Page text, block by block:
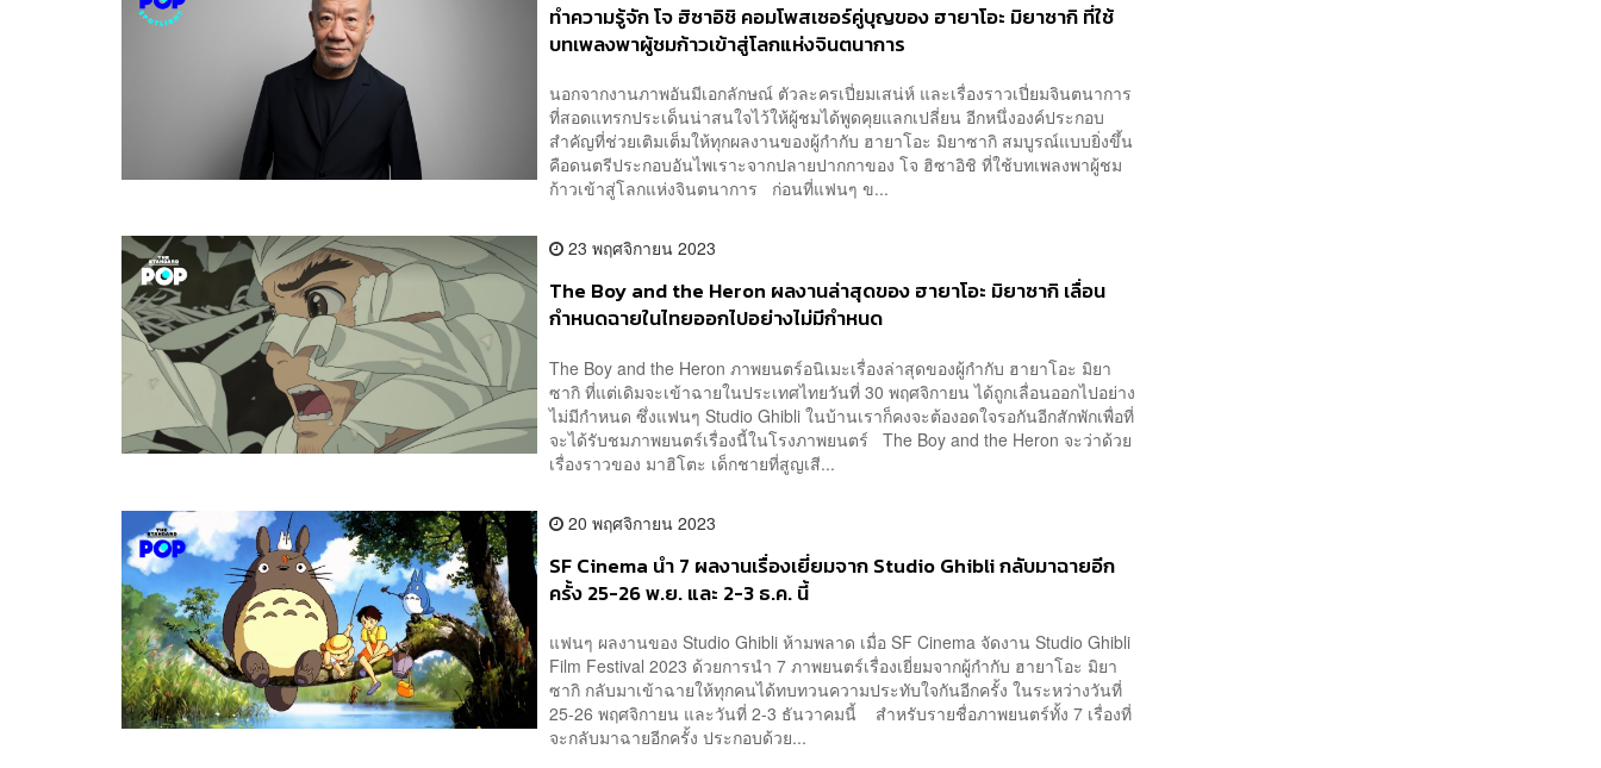
ทำความรู้จัก โจ ฮิซาอิชิ คอมโพสเซอร์คู่บุญของ ฮายาโอะ มิยาซากิ ที่ใช้
บทเพลงพาผู้ชมก้าวเข้าสู่โลกแห่งจินตนาการ
นอกจากงานภาพอันมีเอกลักษณ์ ตัวละครเปี่ยมเสน่ห์ และเรื่องราวเปี่ยมจินตนาการ
ที่สอดแทรกประเด็นน่าสนใจไว้ให้ผู้ชมได้พูดคุยแลกเปลี่ยน อีกหนึ่งองค์ประกอบ
สำคัญที่ช่วยเติมเต็มให้ทุกผลงานของผู้กำกับ ฮายาโอะ มิยาซากิ สมบูรณ์แบบยิ่งขึ้น
คือดนตรีประกอบอันไพเราะจากปลายปากกาของ โจ ฮิซาอิชิ ที่ใช้บทเพลงพาผู้ชม
ก้าวเข้าสู่โลกแห่งจินตนาการ ก่อนที่แฟนๆ ข...
23 พฤศจิกายน 2023
The Boy and the Heron ผลงานล่าสุดของ ฮายาโอะ มิยาซากิ เลื่อน
กำหนดฉายในไทยออกไปอย่างไม่มีกำหนด
The Boy and the Heron ภาพยนตร์อนิเมะเรื่องล่าสุดของผู้กำกับ ฮายาโอะ มิยา
ซากิ ที่แต่เดิมจะเข้าฉายในประเทศไทยวันที่ 30 พฤศจิกายน ได้ถูกเลื่อนออกไปอย่าง
ไม่มีกำหนด ซึ่งแฟนๆ Studio Ghibli ในบ้านเราก็คงจะต้องอดใจรอกันอีกสักพักเพื่อที่
จะได้รับชมภาพยนตร์เรื่องนี้ในโรงภาพยนตร์ The Boy and the Heron จะว่าด้วย
เรื่องราวของ มาฮิโตะ เด็กชายที่สูญเสี...
20 พฤศจิกายน 2023
SF Cinema นำ 7 ผลงานเรื่องเยี่ยมจาก Studio Ghibli กลับมาฉายอีก
ครั้ง 25-26 พ.ย. และ 2-3 ธ.ค. นี้
แฟนๆ ผลงานของ Studio Ghibli ห้ามพลาด เมื่อ SF Cinema จัดงาน Studio Ghibli
Film Festival 2023 ด้วยการนำ 7 ภาพยนตร์เรื่องเยี่ยมจากผู้กำกับ ฮายาโอะ มิยา
ซากิ กลับมาเข้าฉายให้ทุกคนได้ทบทวนความประทับใจกันอีกครั้ง ในระหว่างวันที่
25-26 พฤศจิกายน และวันที่ 2-3 ธันวาคมนี้ สำหรับรายชื่อภาพยนตร์ทั้ง 7 เรื่องที่
จะกลับมาฉายอีกครั้ง ประกอบด้วย...